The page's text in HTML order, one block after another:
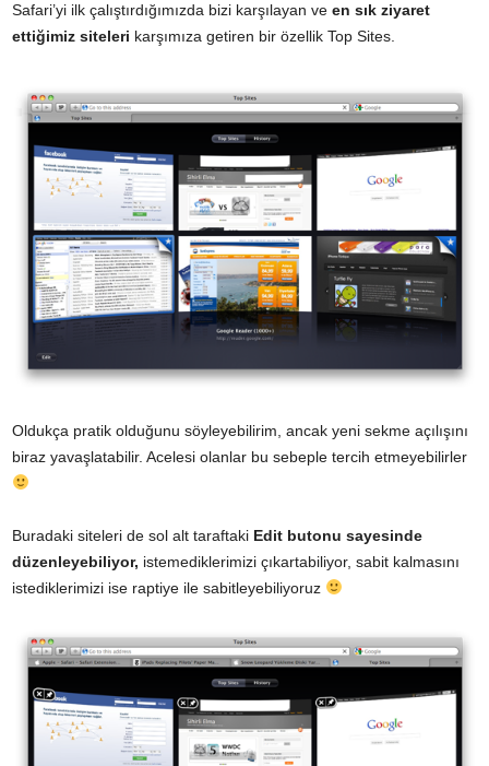
Safari’yi ilk çalıştırdığımızda bizi karşılayan ve en sık ziyaret
ettiğimiz siteleri karşımıza getiren bir özellik Top Sites.
Oldukça pratik olduğunu söyleyebilirim, ancak yeni sekme açılışını
biraz yavaşlatabilir. Acelesi olanlar bu sebeple tercih etmeyebilirler
Buradaki siteleri de sol alt taraftaki Edit butonu sayesinde
düzenleyebiliyor, istemediklerimizi çıkartabiliyor, sabit kalmasını
istediklerimizi ise raptiye ile sabitleyebiliyoruz